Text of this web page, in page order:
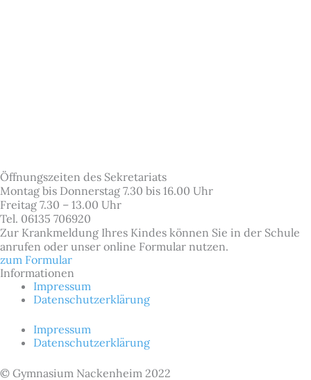
Öffnungszeiten des Sekretariats
Montag bis Donnerstag 7.30 bis 16.00 Uhr
Freitag 7.30 – 13.00 Uhr
Tel. 06135 706920
Zur Krankmeldung Ihres Kindes können Sie in der Schule
anrufen oder unser online Formular nutzen.
zum Formular
Informationen
Impressum
Datenschutzerklärung
Impressum
Datenschutzerklärung
© Gymnasium Nackenheim 2022